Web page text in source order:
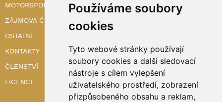
Používáme soubory
cookies
Tyto webové stránky používají
soubory cookies a další sledovací
nástroje s cílem vylepšení
uživatelského prostředí, zobrazení
přizpůsobeného obsahu a reklam,
MOTORSPORT
ZÁJMOVÁ ČINNOST
OSTATNÍ
KONTAKTY
ČLENSTVÍ
LICENCE